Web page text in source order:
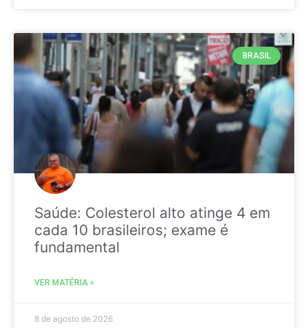
BRASIL
Saúde: Colesterol alto atinge 4 em
cada 10 brasileiros; exame é
fundamental
VER MATÉRIA »
8 de agosto de 2026